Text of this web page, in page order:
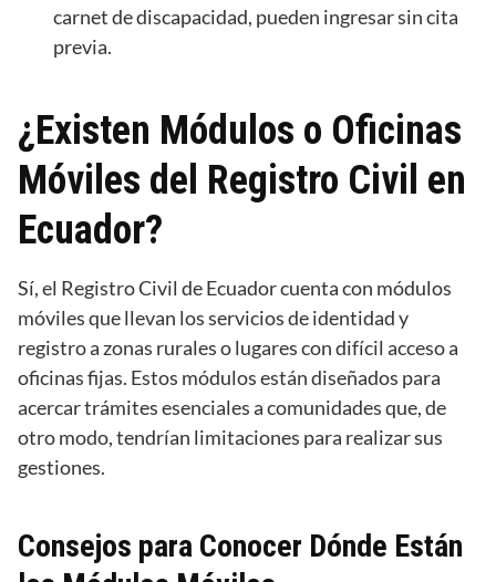
carnet de discapacidad, pueden ingresar sin cita
previa.
¿Existen Módulos o Oficinas
Móviles del Registro Civil en
Ecuador?
Sí, el Registro Civil de Ecuador cuenta con módulos
móviles que llevan los servicios de identidad y
registro a zonas rurales o lugares con difícil acceso a
oficinas fijas. Estos módulos están diseñados para
acercar trámites esenciales a comunidades que, de
otro modo, tendrían limitaciones para realizar sus
gestiones.
Consejos para Conocer Dónde Están